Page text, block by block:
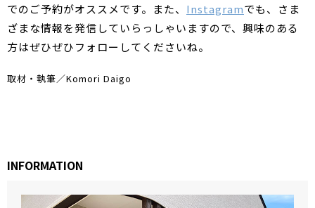
でのご予約がオススメです。また、 Instagramでも、さま
ざまな情報を発信していらっしゃいますので、興味のある
方はぜひぜひフォローしてくださいね。
取材・執筆／Komori Daigo
INFORMATION